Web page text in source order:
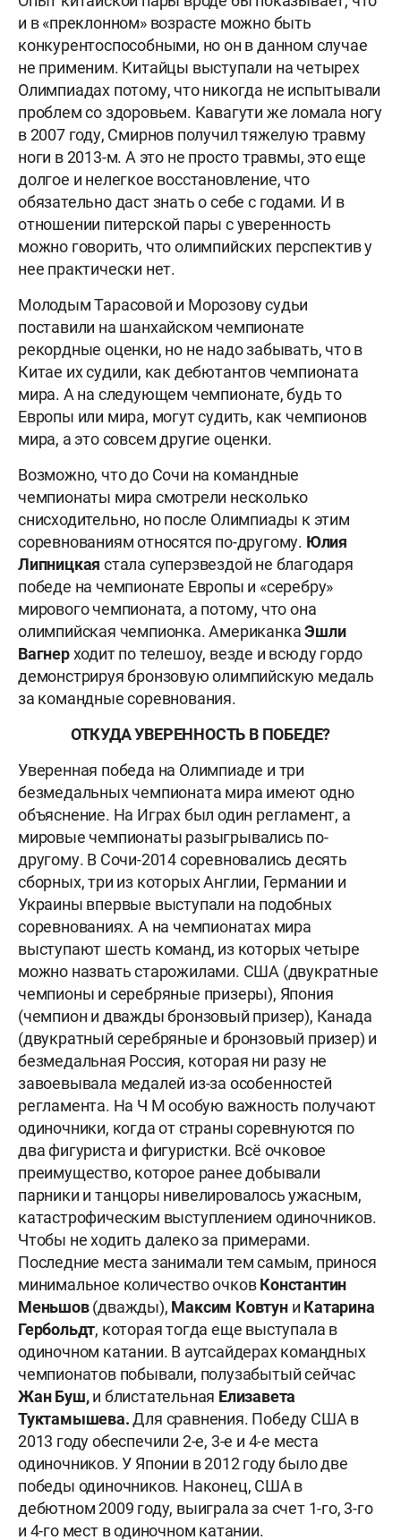
и в «преклонном» возрасте можно быть
конкурентоспособными, но он в данном случае
не применим. Китайцы выступали на четырех
Олимпиадах потому, что никогда не испытывали
проблем со здоровьем. Кавагути же ломала ногу
в 2007 году, Смирнов получил тяжелую травму
ноги в 2013-м. А это не просто травмы, это еще
долгое и нелегкое восстановление, что
обязательно даст знать о себе с годами. И в
отношении питерской пары с уверенность
можно говорить, что олимпийских перспектив у
нее практически нет.
Молодым Тарасовой и Морозову судьи
поставили на шанхайском чемпионате
рекордные оценки, но не надо забывать, что в
Китае их судили, как дебютантов чемпионата
мира. А на следующем чемпионате, будь то
Европы или мира, могут судить, как чемпионов
мира, а это совсем другие оценки.
Возможно, что до Сочи на командные
чемпионаты мира смотрели несколько
снисходительно, но после Олимпиады к этим
соревнованиям относятся по-другому. Юлия
Липницкая стала суперзвездой не благодаря
победе на чемпионате Европы и «серебру»
мирового чемпионата, а потому, что она
олимпийская чемпионка. АмериканкаЭшли
Вагнерходит по телешоу, везде и всюду гордо
демонстрируя бронзовую олимпийскую медаль
за командные соревнования.
ОТКУДА УВЕРЕННОСТЬ В ПОБЕДЕ?
Уверенная победа на Олимпиаде и три
безмедальных чемпионата мира имеют одно
объяснение. На Играх был один регламент, а
мировые чемпионаты разыгрывались по-
другому. В Сочи-2014 соревновались десять
сборных, три из которых Англии, Германии и
Украины впервые выступали на подобных
соревнованиях. А на чемпионатах мира
выступают шесть команд, из которых четыре
можно назвать старожилами. США (двукратные
чемпионы и серебряные призеры), Япония
(чемпион и дважды бронзовый призер), Канада
(двукратный серебряные и бронзовый призер) и
безмедальная Россия, которая ни разу не
завоевывала медалей из-за особенностей
регламента. На Ч М особую важность получают
одиночники, когда от страны соревнуются по
два фигуриста и фигуристки. Всё очковое
преимущество, которое ранее добывали
парники и танцоры нивелировалось ужасным,
катастрофическим выступлением одиночников.
Чтобы не ходить далеко за примерами.
Последние места занимали тем самым, принося
минимальное количество очковКонстантин
Меньшов(дважды), Максим Ковтуни Катарина
Гербольдт, которая тогда еще выступала в
одиночном катании. В аутсайдерах командных
чемпионатов побывали, полузабытый сейчас
Жан Буш,и блистательная Елизавета
Туктамышева.Для сравнения. Победу США в
2013 году обеспечили 2-е, 3-е и 4-е места
одиночников. У Японии в 2012 году было две
победы одиночников. Наконец, США в
дебютном 2009 году, выиграла за счет 1-го, 3-го
и 4-го мест в одиночном катании.